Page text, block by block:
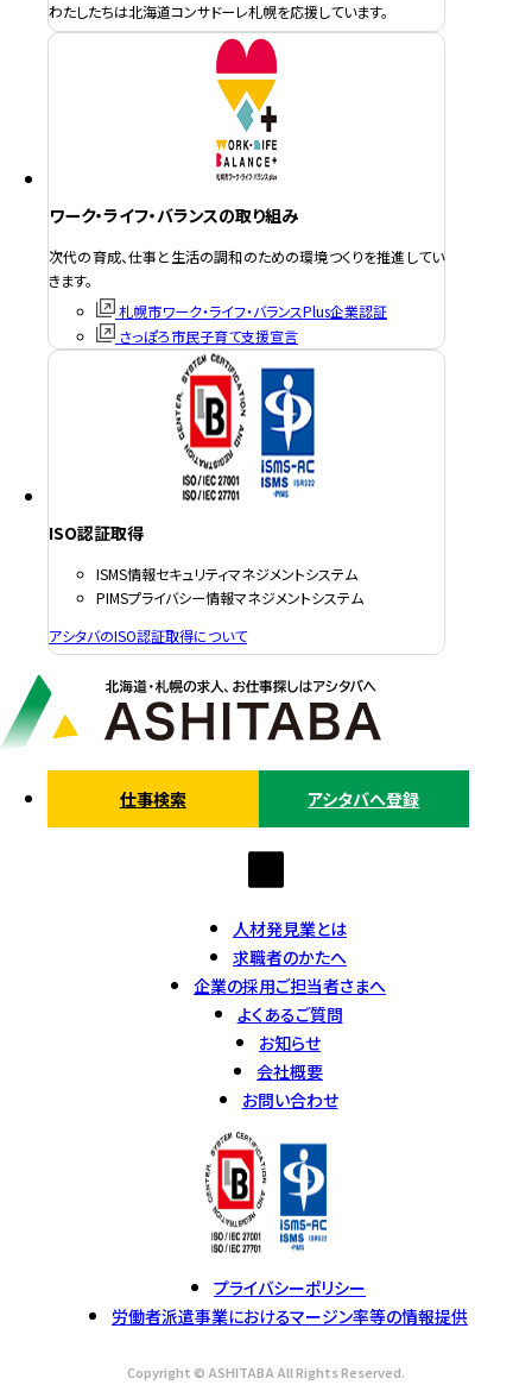
わたしたちは北海道コンサドーレ札幌を応援しています。
ワーク・ライフ・バランスの取り組み
次代の育成、仕事と生活の調和のための環境つくりを推進してい
きます。
札幌市ワーク・ライフ・バランスPlus企業認証
さっぽろ市民子育て支援宣言
ISO認証取得
ISMS情報セキュリティマネジメントシステム
PIMSプライバシー情報マネジメントシステム
アシタバのISO認証取得について
仕事検索 アシタバへ登録
人材発見業とは
求職者のかたへ
企業の採用ご担当者さまへ
よくあるご質問
お知らせ
会社概要
お問い合わせ
プライバシーポリシー
労働者派遣事業におけるマージン率等の情報提供
Copyright © ASHITABA All Rights Reserved.